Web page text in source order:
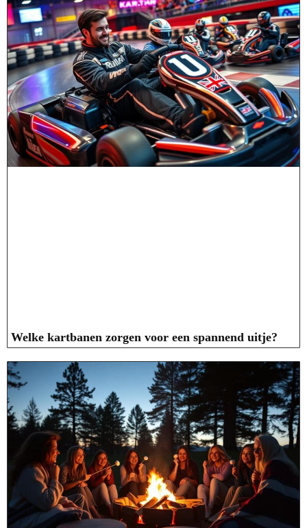
Welke kartbanen zorgen voor een spannend uitje?